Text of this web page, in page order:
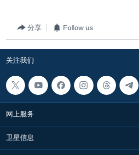
美国之音专访
重要讲话与声明
台海两岸关系
南中国海争端
关注西藏
关注新疆
GEN Z 看美国
其他语言网站
分享 Follow us
关注我们
网上服务
卫星信息